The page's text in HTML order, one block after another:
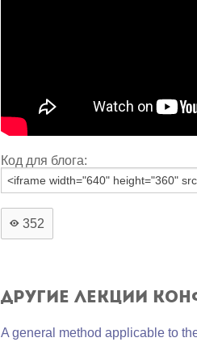
Код для блога:
352
Другие лекции
A general method applicable to